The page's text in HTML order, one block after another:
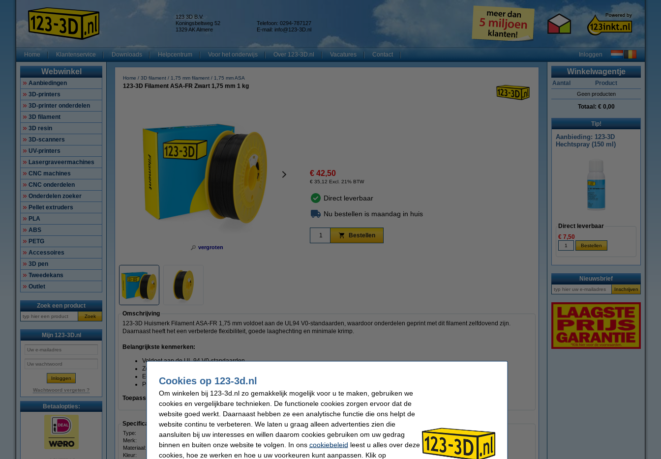
123 3D B.V.
Koningsbeltweg 52
1329 AK Almere
Telefoon: 0294-787127
E-mail: info@123-3D.nl
Home Klantenservice Downloads Helpcentrum Voor het onderwijs Over 123-3D.nl Vacatures Contact Inloggen
Webwinkel
Aanbiedingen
3D-printers
3D-printer onderdelen
3D filament
3D resin
3D-scanners
UV-printers
Lasergraveermachines
CNC machines
CNC onderdelen
Onderdelen zoeker
Pellet extruders
PLA
ABS
PETG
Accessoires
3D pen
Tweedekans
Outlet
Zoek een product
Zoek
Mijn 123-3D.nl
Wachtwoord vergeten ?
Betaalopties:
Home 3D filament 1,75 mm filament 1,75 mm ASA
123-3D Filament ASA-FR Zwart 1,75 mm 1 kg
vergroten
€ 42,50
€ 35,12 Excl. 21% BTW
Direct leverbaar
Nu bestellen is maandag in huis
Bestellen
Omschrijving
123-3D Huismerk Filament ASA-FR 1,75 mm voldoet aan de UL94 V0-standaarden, waardoor onderdelen geprint met dit filament zelfdovend zijn.
Daarnaast heeft het een verbeterde flexibiliteit, goede laaghechting en minimale krimp.
Belangrijkste kenmerken:
Voldoet aan de UL 94 V0-standaarden
Zelfdovend en UV-resistent
Eenvoudig te printen en uitstekende laaghechting
Prints kunnen buiten gebruikt worden
Toepassingen:
ideaal voor het maken van prototypes en onderdelen die hoge duurzaamheid moeten hebben en vuurveilig moeten zijn.
Specificaties
Type: ASA Filament Max. deviatie:
± 0,05 mm
Merk:
Rondheid:
>95%
Materiaal:
ASA-FR Dichtheid:
1,24 g/cm³
Kleur:
Zwart Spoel buitendiameter:
Ø 20,0 cm
Winkelwagentje
Aantal Product
Geen producten
Totaal: € 0,00
Tip!
Aanbieding: 123-3D
Hechtspray (150 ml)
Direct leverbaar
€ 7,50
Nieuwsbrief
Cookies op 123-3d.nl
Om winkelen bij 123-3d.nl zo gemakkelijk mogelijk voor u te maken, gebruiken we
cookies en vergelijkbare technieken. De functionele cookies zorgen ervoor dat de
website goed werkt. Daarnaast hebben ze een analytische functie die ons helpt de
website continu te verbeteren. We laten u graag alleen advertenties zien die
aansluiten bij uw interesses en willen daarom cookies gebruiken om uw gedrag
binnen en buiten onze website te volgen. In ons cookiebeleid leest u alles over deze
cookies, hoe ze werken en hoe u uw voorkeuren kunt aanpassen. Klik op